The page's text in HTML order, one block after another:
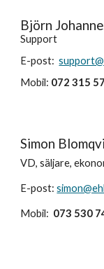
Björn
Support
E-post:
Mobil: 072 315
Simon
VD, säljare, eko
E-post:
Mobil: 073 530